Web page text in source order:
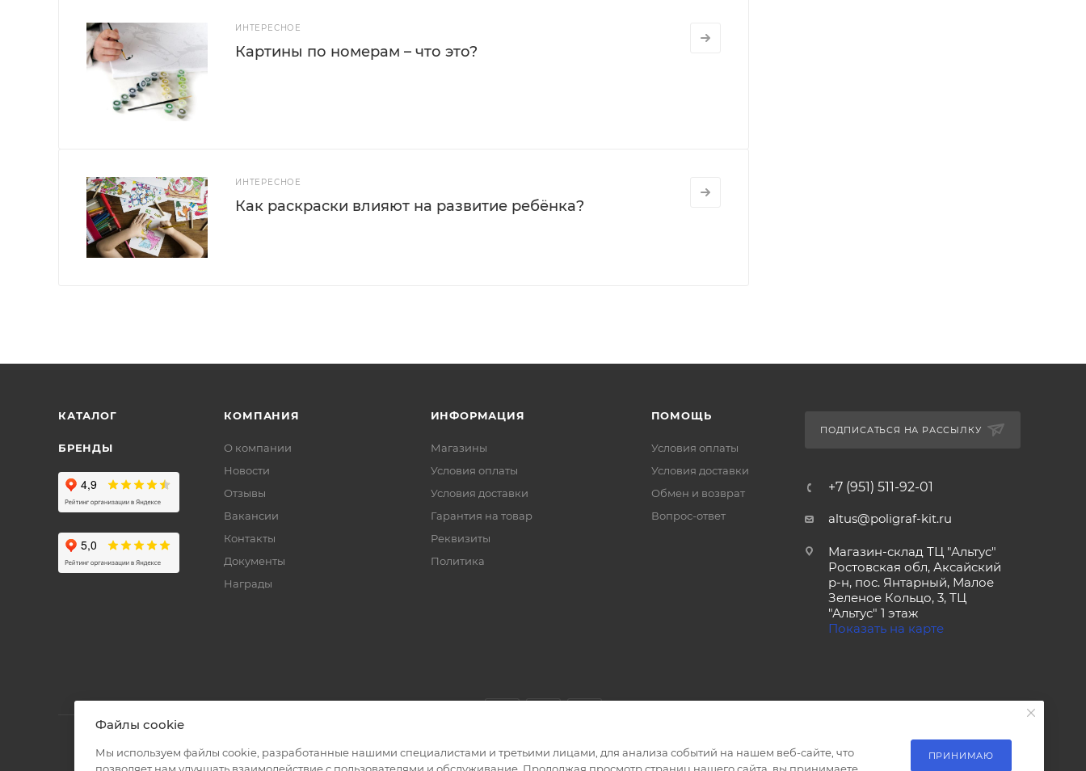
ИНТЕРЕСНОЕ
Картины по номерам – что это?
ИНТЕРЕСНОЕ
Как раскраски влияют на развитие ребёнка?
КАТАЛОГ
БРЕНДЫ
КОМПАНИЯ
О компании
Новости
Отзывы
Вакансии
Контакты
Документы
Награды
ИНФОРМАЦИЯ
Магазины
Условия оплаты
Условия доставки
Гарантия на товар
Реквизиты
Политика
ПОМОЩЬ
Условия оплаты
Условия доставки
Обмен и возврат
Вопрос-ответ
ПОДПИСАТЬСЯ НА РАССЫЛКУ
+7 (951) 511-92-01
altus@poligraf-kit.ru
Магазин-склад ТЦ "Альтус"
Ростовская обл, Аксайский
р-н, пос. Янтарный, Малое
Зеленое Кольцо, 3, ТЦ
"Альтус" 1 этаж
Показать на карте
Файлы cookie
Мы используем файлы cookie, разработанные нашими специалистами и третьими лицами, для анализа событий на нашем веб-сайте, что
ПРИНИМАЮ